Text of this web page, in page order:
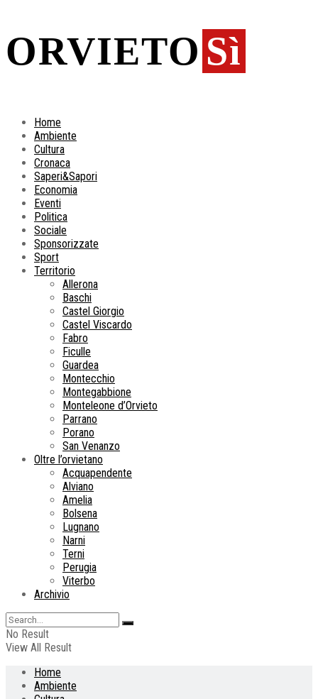
ORVIETO Sì
Home
Ambiente
Cultura
Cronaca
Saperi&Sapori
Economia
Eventi
Politica
Sociale
Sponsorizzate
Sport
Territorio
Allerona
Baschi
Castel Giorgio
Castel Viscardo
Fabro
Ficulle
Guardea
Montecchio
Montegabbione
Monteleone d’Orvieto
Parrano
Porano
San Venanzo
Oltre l’orvietano
Acquapendente
Alviano
Amelia
Bolsena
Lugnano
Narni
Terni
Perugia
Viterbo
Archivio
No Result
View All Result
Home
Ambiente